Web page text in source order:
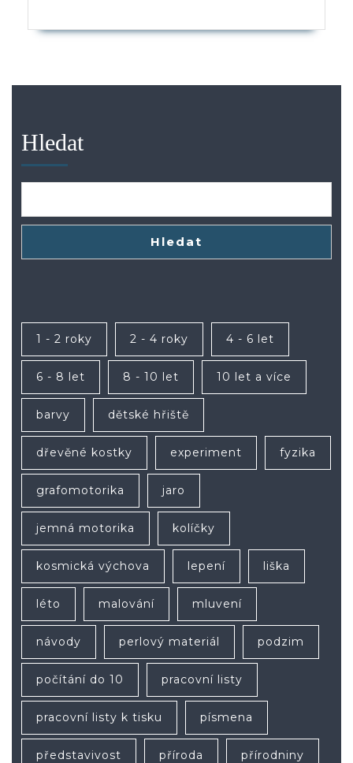
Hledat
Hledat
1 - 2 roky 2 - 4 roky 4 - 6 let
6 - 8 let 8 - 10 let 10 let a více
barvy dětské hřiště
dřevěné kostky experiment fyzika
grafomotorika jaro
jemná motorika kolíčky
kosmická výchova lepení liška
léto malování mluvení
návody perlový materiál podzim
počítání do 10 pracovní listy
pracovní listy k tisku písmena
představivost příroda přírodniny